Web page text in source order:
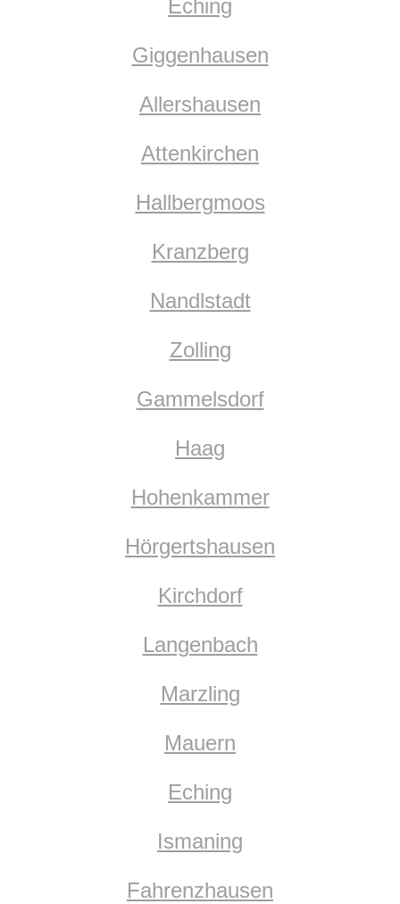
Eching
Giggenhausen
Allershausen
Attenkirchen
Hallbergmoos
Kranzberg
Nandlstadt
Zolling
Gammelsdorf
Haag
Hohenkammer
Hörgertshausen
Kirchdorf
Langenbach
Marzling
Mauern
Eching
Ismaning
Fahrenzhausen